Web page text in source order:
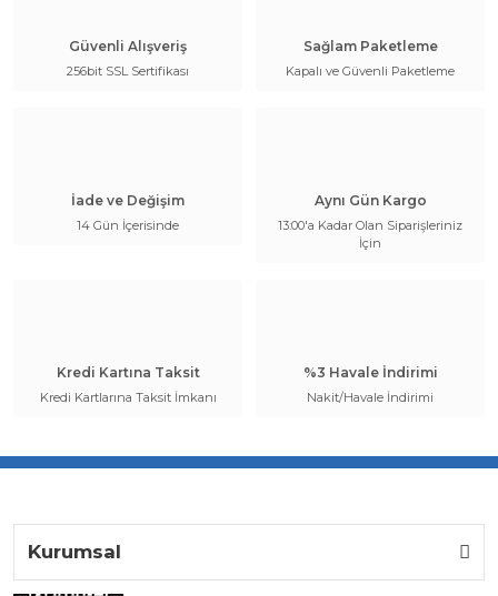
Güvenli Alışveriş
256bit SSL Sertifikası
Sağlam Paketleme
Kapalı ve Güvenli Paketleme
İade ve Değişim
14 Gün İçerisinde
Aynı Gün Kargo
13:00'a Kadar Olan Siparişleriniz
İçin
Kredi Kartına Taksit
Kredi Kartlarına Taksit İmkanı
%3 Havale İndirimi
Nakit/Havale İndirimi
Kurumsal